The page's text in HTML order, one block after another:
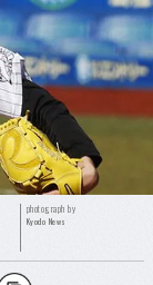
photograph by
Kyodo News